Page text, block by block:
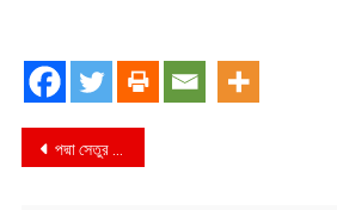
Post
পদ্মা সেতুর ৩৬০০ মিটার দৃশ্যমান